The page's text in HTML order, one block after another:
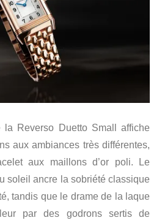
la Reverso Duetto Small affiche
aux ambiances très différentes,
aux maillons d’or poli. Le
soleil ancre la sobriété classique
tandis que le drame de la laque
par des godrons sertis de